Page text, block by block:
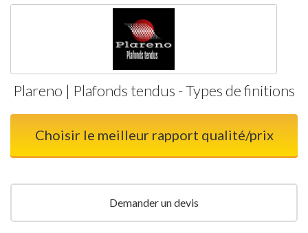
Plareno | Plafonds tendus - Types de finitions
Choisir le meilleur rapport qualité/prix
Demander un devis